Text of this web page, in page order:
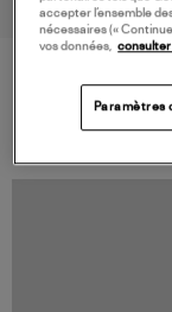
VOS DERNIERS
accepter l’ensemble
nécessaires («
vos données, consulter
Paramètres